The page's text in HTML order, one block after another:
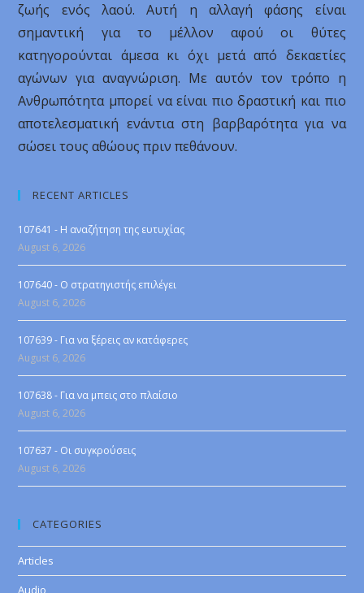
ζωής ενός λαού. Αυτή η αλλαγή φάσης είναι
σημαντική για το μέλλον αφού οι θύτες
κατηγορούνται άμεσα κι όχι μετά από δεκαετίες
αγώνων για αναγνώριση. Με αυτόν τον τρόπο η
Ανθρωπότητα μπορεί να είναι πιο δραστική και πιο
αποτελεσματική ενάντια στη βαρβαρότητα για να
σώσει τους αθώους πριν πεθάνουν.
RECENT ARTICLES
107641 - Η αναζήτηση της ευτυχίας
August 6, 2026
107640 - Ο στρατηγιστής επιλέγει
August 6, 2026
107639 - Για να ξέρεις αν κατάφερες
August 6, 2026
107638 - Για να μπεις στο πλαίσιο
August 6, 2026
107637 - Οι συγκρούσεις
August 6, 2026
CATEGORIES
Articles
Audio